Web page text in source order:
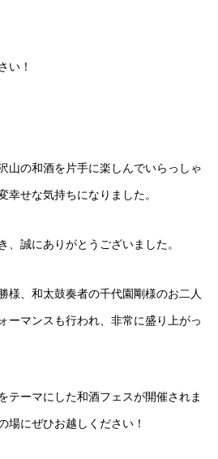
い！
山の和酒を片手に楽しんでいらっしゃ
幸せな気持ちになりました。
、誠にありがとうございました。
様、和太鼓奏者の千代園剛様のお二人
ーマンスも行われ、非常に盛り上がっ
テーマにした和酒フェスが開催されま
場にぜひお越しください！